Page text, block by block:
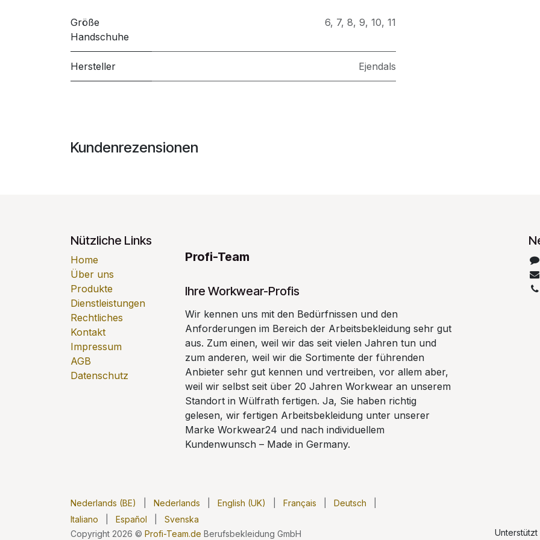
Größe
Handschuhe
6, 7, 8, 9, 10, 11
Hersteller Ejendals
Kundenrezensionen
Nützliche Links
Home
Über uns
Produkte
Dienstleistungen
Rechtliches
Kontakt
Impressum
AGB
Datenschutz
Profi-Team
Ihre Workwear-Profis
Wir kennen uns mit den Bedürfnissen und den
Anforderungen im Bereich der Arbeitsbekleidung sehr gut
aus. Zum einen, weil wir das seit vielen Jahren tun und
zum anderen, weil wir die Sortimente der führenden
Anbieter sehr gut kennen und vertreiben, vor allem aber,
weil wir selbst seit über 20 Jahren Workwear an unserem
Standort in Wülfrath fertigen. Ja, Sie haben richtig
gelesen, wir fertigen Arbeitsbekleidung unter unserer
Marke Workwear24 und nach individuellem
Kundenwunsch – Made in Germany.
Copyright 2026 © Profi-Team.de Berufsbekleidung GmbH
Nederlands (BE) Nederlands English (UK) Français Deutsch
Italiano
Español
Svenska